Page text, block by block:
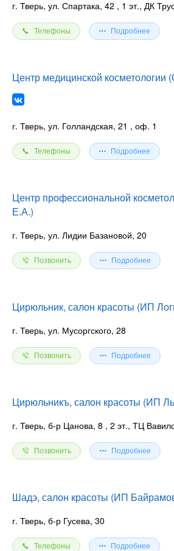
г. Тверь, ул. Спартака, 42 , 1 эт., ДК
Телефоны Подробнее
Центр медицинской
г. Тверь, ул. Голландская, 21 , оф. 1
Телефоны Подробнее
Центр профессиональной
Е.А.)
г. Тверь, ул. Лидии Базановой, 20
Позвонить Подробнее
Цирюльник, салон красоты (ИП
г. Тверь, ул. Мусоргского, 28
Позвонить Подробнее
Цирюльникъ, салон красоты (ИП
г. Тверь, б-р Цанова, 8 , 2 эт., ТЦ
Позвонить Подробнее
Шадэ, салон красоты (ИП
г. Тверь, б-р Гусева, 30
Телефоны Подробнее